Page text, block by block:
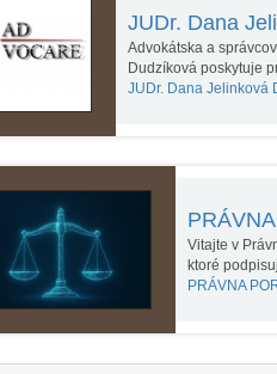
JUDr. Dana
Advokátska a
Dudzíková poskytuje
JUDr. Dana Jelinková
Vitajte v
ktoré
PRÁVNA